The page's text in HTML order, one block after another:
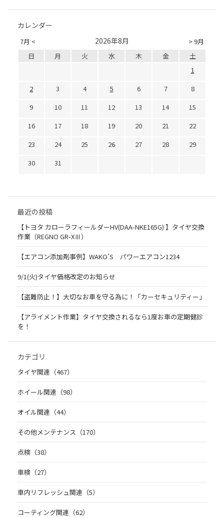
カレンダー
7月 < > 9月
2026年8月
日 月 火 水 木 金
土
1
2
3 4 5 6 7
8
9
10 11 12 13 14
15
16
17 18 19 20 21
22
23
24 25 26 27 28
29
30
31
最近の投稿
【トヨタ カローラフィールダーHV(DAA-NKE165G) 】タイヤ交換
作業（REGNO GR-XⅢ）
【エアコン添加剤事例】WAKO'S パワーエアコン1234
9/1(火)タイヤ価格改定のお知らせ
【盗難防止！】大切なお車を守る為に！「カーセキュリティー」
【アライメント作業】タイヤ交換されるなら1度お車の定期健診
を！
カテゴリ
タイヤ関連（467）
ホイール関連（98）
オイル関連（44）
その他メンテナンス（170）
点検（38）
車検（27）
車内リフレッシュ関連（5）
コーティング関連（62）